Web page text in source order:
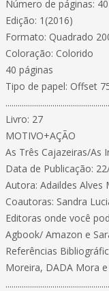
Número de páginas: 40
Edição: 1(2016)
Formato: Quadrado
Coloração: Colorido
40 páginas
Tipo de papel: Offset
Livro: 27
MOTIVO+AÇÃO
As Três Cajazeiras/As
Data de Publicação:
Autora: Adaildes Alves
Coautoras: Sandra
Editoras onde você
Agbook/ Amazon e
Referências
Moreira, DADA Mora
...................................................